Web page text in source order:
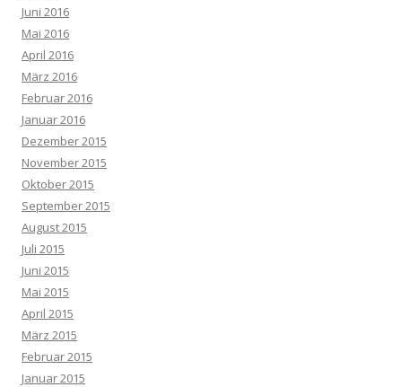
Juni 2016
Mai 2016
April 2016
März 2016
Februar 2016
Januar 2016
Dezember 2015
November 2015
Oktober 2015
September 2015
August 2015
Juli 2015
Juni 2015
Mai 2015
April 2015
März 2015
Februar 2015
Januar 2015